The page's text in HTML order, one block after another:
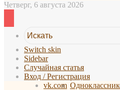
Четверг, 6 августа 2026
Switch skin
Sidebar
Случайная статья
Вход / Регистрация
vk.com